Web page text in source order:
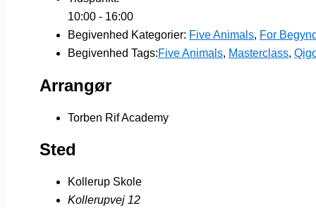
10:00 - 16:00
Begivenhed Kategorier: Five Animals, For
Begivenhed Tags:Five Animals, Masterclass,
Arrangør
Torben Rif Academy
Sted
Kollerup Skole
Kollerupvej 12